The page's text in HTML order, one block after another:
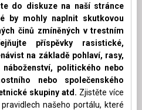
do diskuze na naší stránce
by mohly naplnit skutkovou
činů zmíněných v trestním
příspěvky rasistické,
na základě pohlaví, rasy,
politického nebo
nebo společenského
skupiny atd. Zjistěte více
našeho portálu, které